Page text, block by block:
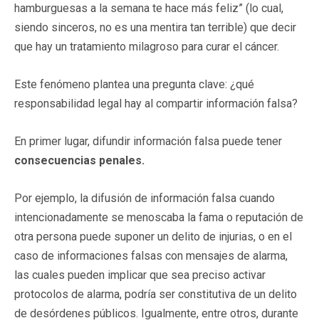
hamburguesas a la semana te hace más feliz” (lo cual,
siendo sinceros, no es una mentira tan terrible) que decir
que hay un tratamiento milagroso para curar el cáncer.
Este fenómeno plantea una pregunta clave: ¿qué
responsabilidad legal hay al compartir información falsa?
En primer lugar, difundir información falsa puede tener
consecuencias penales.
Por ejemplo, la difusión de información falsa cuando
intencionadamente se menoscaba la fama o reputación de
otra persona puede suponer un delito de injurias, o en el
caso de informaciones falsas con mensajes de alarma,
las cuales pueden implicar que sea preciso activar
protocolos de alarma, podría ser constitutiva de un delito
de desórdenes públicos. Igualmente, entre otros, durante